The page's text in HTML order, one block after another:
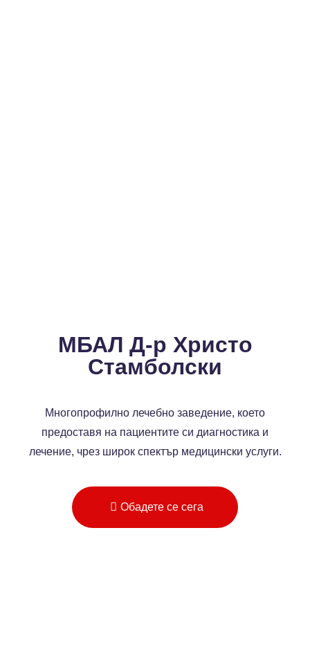
МБАЛ Д-р Христо
Стамболски
Многопрофилно лечебно заведение, което
предоставя на пациентите си диагностика и
лечение, чрез широк спектър медицински услуги.
Обадете се сега